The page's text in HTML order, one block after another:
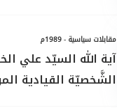
مقابلات سياسية - 1989م
آية الله السيّد علي
الشَّخصيّة القيادية